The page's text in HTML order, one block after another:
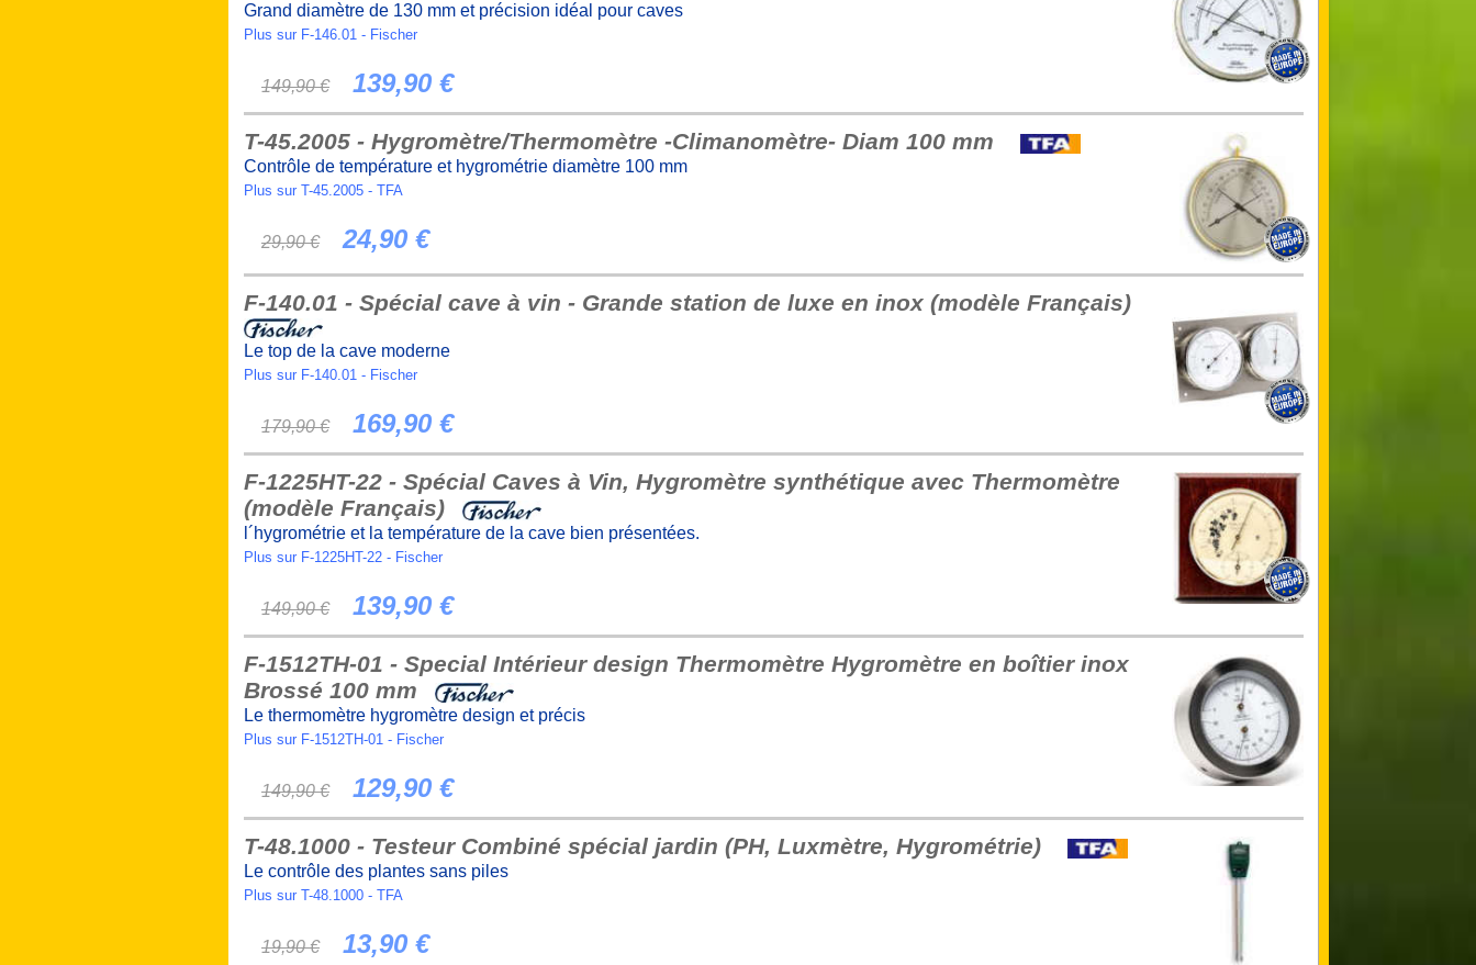
Grand diamètre de 130 mm et précision idéal pour caves
Plus sur F-146.01 - Fischer
149,90 € 139,90 €
T-45.2005 - Hygromètre/Thermomètre -Climanomètre- Diam 100 mm
Contrôle de température et hygrométrie diamètre 100 mm
Plus sur T-45.2005 - TFA
29,90 € 24,90 €
F-140.01 - Spécial cave à vin - Grande station de luxe en inox (modèle Français)
Le top de la cave moderne
Plus sur F-140.01 - Fischer
179,90 € 169,90 €
F-1225HT-22 - Spécial Caves à Vin, Hygromètre synthétique avec Thermomètre
(modèle Français)
l´hygrométrie et la température de la cave bien présentées.
Plus sur F-1225HT-22 - Fischer
149,90 € 139,90 €
F-1512TH-01 - Special Intérieur design Thermomètre Hygromètre en boîtier inox
Brossé 100 mm
Le thermomètre hygromètre design et précis
Plus sur F-1512TH-01 - Fischer
149,90 € 129,90 €
T-48.1000 - Testeur Combiné spécial jardin (PH, Luxmètre, Hygrométrie)
Le contrôle des plantes sans piles
Plus sur T-48.1000 - TFA
19,90 € 13,90 €